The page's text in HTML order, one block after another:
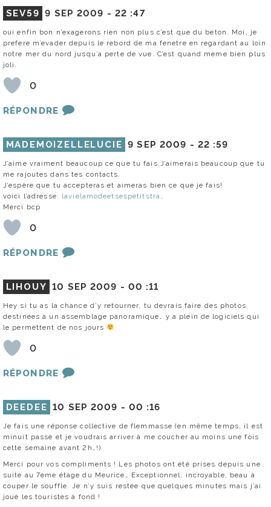
SEV59 9 SEP 2009 - 22 :47
oui enfin bon n’exagerons rien non plus c’est que du beton. Moi, je
prefere m’evader depuis le rebord de ma fenetre en regardant au loin
notre mer du nord jusqu’a perte de vue. C’est quand meme bien plus
joli.
0
RÉPONDRE
MADEMOIZELLELUCIE 9 SEP 2009 - 22 :59
J’aime vraiment beaucoup ce que tu fais,J’aimerais beaucoup que tu
me rajoutes dans tes contacts.
J’espère que tu accepteras et aimeras bien ce que je fais!
voici l’adresse: lavielamodeetsespetitstra…
Merci bcp
0
RÉPONDRE
LIHOUY 10 SEP 2009 - 00 :11
Hey si tu as la chance d’y retourner, tu devrais faire des photos
destinées à un assemblage panoramique… y a plein de logiciels qui
le permettent de nos jours
0
RÉPONDRE
DEEDEE 10 SEP 2009 - 00 :16
Je fais une réponse collective de flemmasse (en même temps, il est
minuit passé et je voudrais arriver à me coucher au moins une fois
cette semaine avant 2h…!)
Merci pour vos compliments ! Les photos ont été prises depuis une
suite au 7ème étage du Meurice… Exceptionnel, incroyable, beau à
couper le souffle. Je n’y suis restée que quelques minutes mais j’ai
joué les touristes à fond !